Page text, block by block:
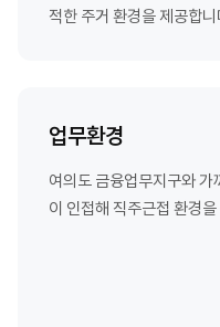
적한 주거 환경을 제공합니
업무환경
여의도 금융업무지구와
이 인접해 직주근접 환경